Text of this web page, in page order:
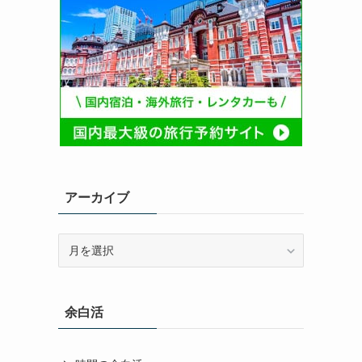
アーカイブ
ブ余白活